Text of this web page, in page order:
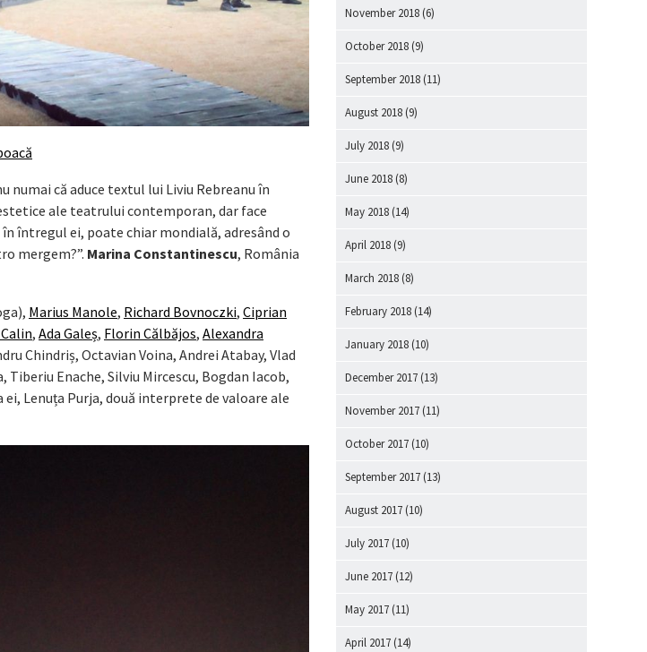
numai că aduce textul lui Liviu Rebreanu în
ale teatrului contemporan, dar face
întregul ei, poate chiar mondială, adresând o
mergem?”. Marina Constantinescu, România
Marius Manole, Richard Bovnoczki,Ciprian
,Ada Galeș, Florin Călbăjos,Alexandra
Chindriș, Octavian Voina, Andrei Atabay, Vlad
Tiberiu Enache, Silviu Mircescu, Bogdan Iacob,
Lenuța Purja, două interprete de valoare ale
November 2018 (6)
October 2018 (9)
September 2018 (11)
August 2018 (9)
July 2018 (9)
June 2018 (8)
May 2018 (14)
April 2018 (9)
March 2018 (8)
February 2018 (14)
January 2018 (10)
December 2017 (13)
November 2017 (11)
October 2017 (10)
September 2017 (13)
August 2017 (10)
July 2017 (10)
June 2017 (12)
May 2017 (11)
April 2017 (14)